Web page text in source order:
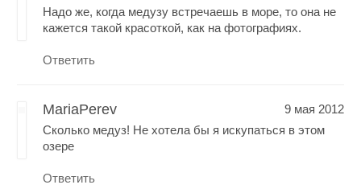
Надо же, когда медузу встречаешь в море, то она не
кажется такой красоткой, как на фотографиях.
Ответить
MariaPerev
9 мая 2012
Сколько медуз! Не хотела бы я искупаться в этом
озере
Ответить